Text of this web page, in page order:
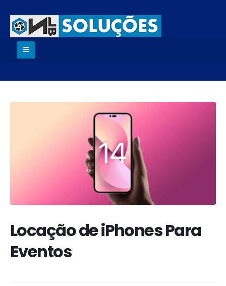
Locação de iPhones Para
Eventos